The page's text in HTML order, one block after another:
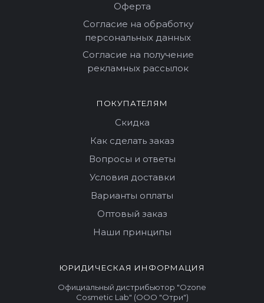
Согласие на получение
рекламных рассылок
Согласие на обработку
персональных данных
Оферта
Скидка
Как сделать заказ
Вопросы и ответы
Условия доставки
Варианты оплаты
Оптовый заказ
Наши принципы
ПОКУПАТЕЛЯМ
ЮРИДИЧЕСКАЯ ИНФОРМАЦИЯ
Официальный дистрибьютор "Ozone
Cosmetic Lab" (ООО "Отри")